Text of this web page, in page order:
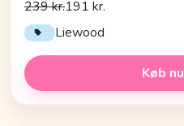
239 kr.191 kr.
Liewood
Køb nu